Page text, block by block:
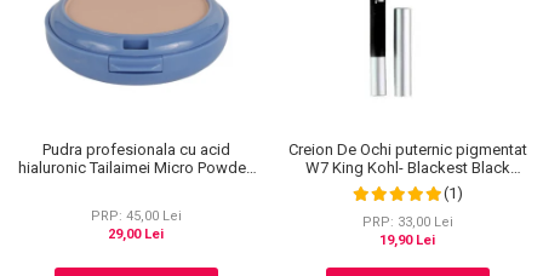
Pudra profesionala cu acid
hialuronic Tailaimei Micro Powder,
PRP: 45,00 Lei
29,00 Lei
Creion De Ochi puternic pigmentat
W7 King Kohl- Blackest Black
(Negru) (1)
PRP: 33,00 Lei
19,90 Lei